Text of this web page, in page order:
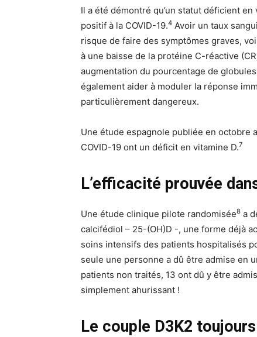
Il a été démontré qu’un statut déficient
positif à la COVID-19.4 Avoir un taux
risque de faire des symptômes graves,
à une baisse de la protéine C-réactive
augmentation du pourcentage de
également aider à moduler la réponse
particulièrement dangereux.
Une étude espagnole publiée en octobre
COVID-19 ont un déficit en vitamine D.7
L’efficacité prouvée
Une étude clinique pilote randomisée8 a
calcifédiol – 25-(OH)D -, une forme déjà
soins intensifs des patients hospitalisés
seule une personne a dû être admise en
patients non traités, 13 ont dû y être
simplement ahurissant !
Le couple D3K2